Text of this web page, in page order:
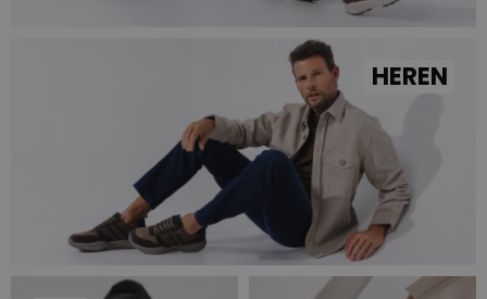
HEREN